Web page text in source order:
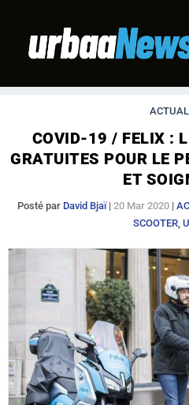
COVID-19 / FELIX :
GRATUITES POUR LE
ET
Posté par David Bjaï| 20 Mar 2020 |
SCOOTER,